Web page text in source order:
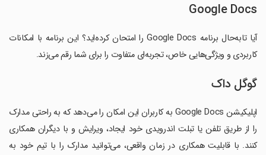
Google Docs
آیا تابه‌حال برنامه Google Docs را امتحان کرده‌اید؟ این برنامه با امکانات
کاربردی و ویژگی‌هایی خاص، تجربه‌ای متفاوت را برای شما رقم می‌زند.
گوگل داک
اپلیکیشن Google Docs به کاربران این امکان را می‌دهد که به راحتی مدارک
را از طریق تلفن یا تبلت اندرویدی خود ایجاد، ویرایش و با دیگران همکاری
کنند. با قابلیت همکاری در زمان واقعی، می‌توانید مدارک را با تیم خود به